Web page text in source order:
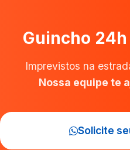
Guincho
Imprevistos na
Nossa equipe te
Solicite